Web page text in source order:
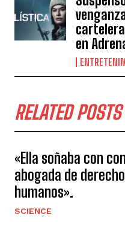
en
RELATED POSTS
«Ella soñaba con
abogada de
humanos».
SCIENCE